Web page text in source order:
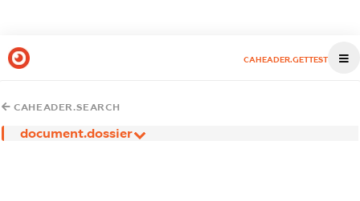
CAHEADER.GETTEST
CAHEADER.SEARCH
document.dossier